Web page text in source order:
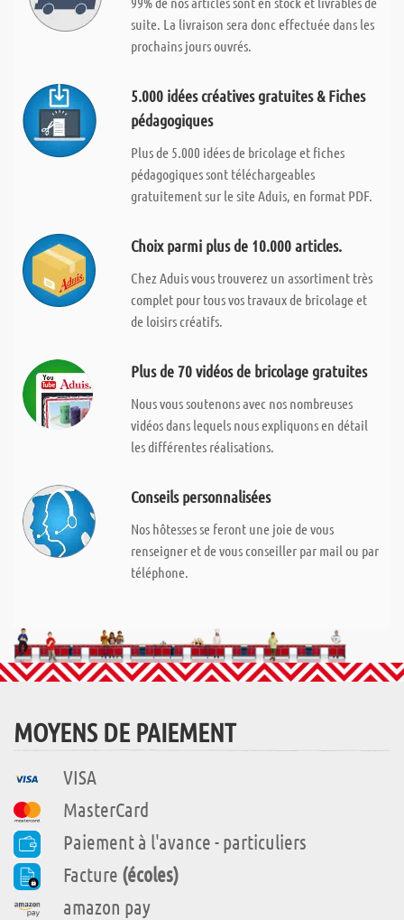
suite. La livraison sera donc effectuée dans les
prochains jours ouvrés.
5.000 idées créatives gratuites & Fiches
pédagogiques
Plus de 5.000 idées de bricolage et fiches
pédagogiques sont téléchargeables
gratuitement sur le site Aduis, en format PDF.
Choix parmi plus de 10.000 articles.
Chez Aduis vous trouverez un assortiment très
complet pour tous vos travaux de bricolage et
de loisirs créatifs.
Plus de 70 vidéos de bricolage gratuites
Nous vous soutenons avec nos nombreuses
vidéos dans lequels nous expliquons en détail
les différentes réalisations.
Conseils personnalisées
Nos hôtesses se feront une joie de vous
renseigner et de vous conseiller par mail ou par
téléphone.
MOYENS DE PAIEMENT
VISA
MasterCard
Paiement à l'avance - particuliers
Facture (écoles)
amazon pay